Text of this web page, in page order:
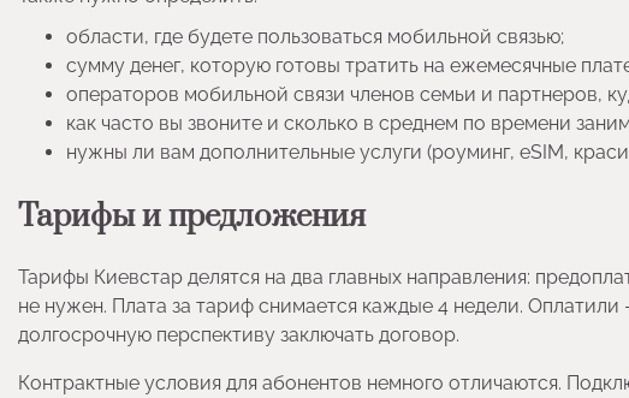
области, где будете пользоваться мобильной связью;
сумму денег, которую готовы тратить на ежемесячные
операторов мобильной связи членов семьи и партнеров,
как часто вы звоните и сколько в среднем по времени
нужны ли вам дополнительные услуги (роуминг, eSIM,
Тарифы и предложения
Тарифы Киевстар делятся на два главных направления:
не нужен. Плата за тариф снимается каждые 4 недели. Оплатили
долгосрочную перспективу заключать договор.
Контрактные условия для абонентов немного отличаются.